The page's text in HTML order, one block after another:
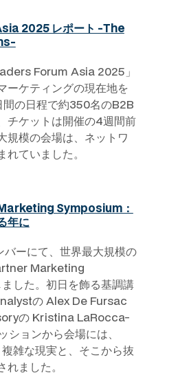
2025 レポート -The
Forum Asia 2025」
ーケティングの現在地を
の日程で約350名のB2B
チケットは開催の4週間前
規模の会場は、ネットワ
ていました。
Symposium：
年に
ーにて、世界最大規模の
Marketing
した。初日を飾る基調講
の Alex De Fursac
の Kristina LaRocca-
ョンから会場には、
雑な現実と、そこから抜
ました。